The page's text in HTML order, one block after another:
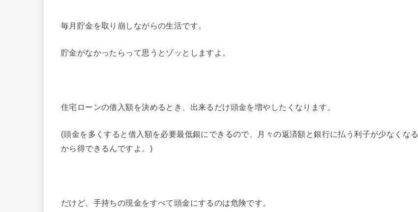
毎月貯金を取り崩しながらの生活です。
貯金がなかったらって思うとゾッとしますよ。
住宅ローンの借入額を決めるとき、出来るだけ頭金を増やしたくなります。
(頭金を多くすると借入額を必要最低銀にできるので、月々の返済額と銀行に払う利子が少なくなる
から得できるんですよ。)
だけど、手持ちの現金をすべて頭金にするのは危険です。